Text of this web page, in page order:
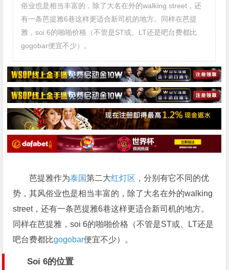
俗业也是相当丰富的，除了大名在外的walking street，还
有一条芭提雅6巷这样更适合新司机的地方。同样在芭提
雅，soi 6的啪啪价格（不管是ST或、LT还是吧台费都比
gogobar便宜不少）。
芭提雅作为泰国第二大红灯区 ，分别有它不同的优
势，其风俗业也是相当丰富的，除了大名在外的walking
street，还有一条芭提雅6巷这样更适合新司机的地方。
同样在芭提雅，soi 6的啪啪价格（不管是ST或、LT还是
吧台费都比gogobar便宜不少）。
Soi 6的位置